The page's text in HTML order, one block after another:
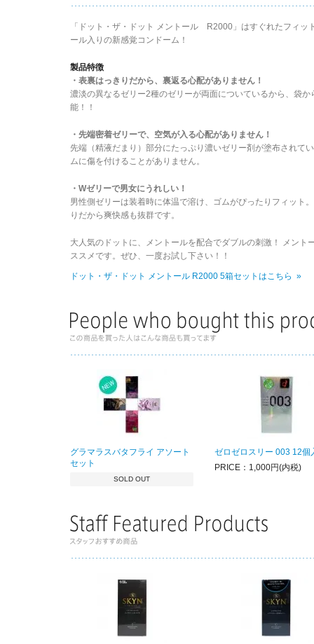
「ドット・ザ・ドット メントール R2000」はすぐれたフィ
ール入りの新感覚コンドーム！
製品特徴
・表裏はっきりだから、裏返る心配がありません！
濃淡の異なるゼリー2種のゼリーが両面についているから、袋
能！！
・先端密着ゼリーで、空気が入る心配がありません！
先端（精液だまり）部分にたっぷり濃いゼリー剤が塗布されて
ムに傷を付けることがありません。
・Wゼリーで男女にうれしい！
男性側ゼリーは装着時に体温で溶け、ゴムがぴったりフィット
りだから爽快感も抜群です。
大人気のドットに、メントールを配合でダブルの刺激！ メン
ススメです。ぜひ、一度お試し下さい！！
ドット・ザ・ドット メントール R2000 5箱セットはこちら »
グラマラスバタフライ アソート
セット
SOLD OUT
ゼロゼロスリー 003 12個
PRICE：1,000円(内税)